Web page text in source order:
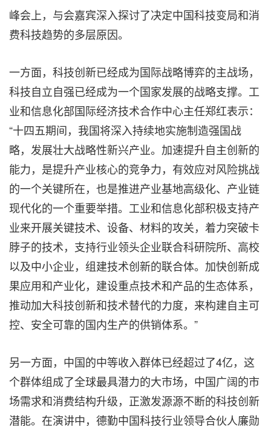
峰会上，与会嘉宾深入探讨了决定中国科技变局和消
费科技趋势的多层原因。
一方面，科技创新已经成为国际战略博弈的主战场，
科技自立自强已经成为一个国家发展的战略支撑。工
业和信息化部国际经济技术合作中心主任郑红表示：
“十四五期间，我国将深入持续地实施制造强国战
略，发展壮大战略性新兴产业。加速提升自主创新的
能力，是提升产业核心的竞争力，有效应对风险挑战
的一个关键所在，也是推进产业基地高级化、产业链
现代化的一个重要举措。工业和信息化部积极支持产
业来开展关键技术、设备、材料的攻关，着力突破卡
脖子的技术，支持行业领头企业联合科研院所、高校
以及中小企业，组建技术创新的联合体。加快创新成
果应用和产业化，建设重点技术和产品的生态体系，
推动加大科技创新和技术替代的力度，来构建自主可
控、安全可靠的国内生产的供销体系。”
另一方面，中国的中等收入群体已经超过了4亿，这
个群体组成了全球最具潜力的大市场，中国广阔的市
场需求和消费结构升级，正激发源源不断的科技创新
潜能。在演讲中，德勤中国科技行业领导合伙人廉勋